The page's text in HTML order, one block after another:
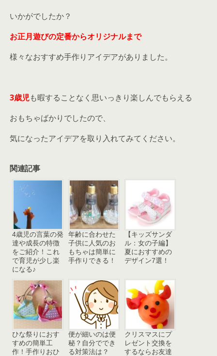
いかがでしたか？
お正月遊びの定番からオリジナルまで
様々なおすすめ手作りアイデアがありました。
3歳児も暇することなく思いっきり楽しんでもらえる
おもちゃばかりでしたので、
気になったアイデアを取り入れてみてください。
関連記事
4歳児の言葉の発
達や成長の特徴
をご紹介！これ
で育児が少し楽
になる♪
年齢に合わせた
子供に人気のお
もちゃは簡単に
手作りできる！
【キッズサンダ
ル：女の子編】
夏におすすめの
デザイン7選！
ひな祭りにおす
すめの簡単工
作！手作りおひ
便が細いのは便
秘？自分ででき
る対策法は？
クリスマスにプ
レゼント交換を
するならお友達